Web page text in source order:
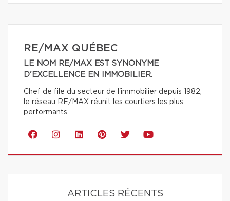
RE/MAX QUÉBEC
LE NOM RE/MAX EST SYNONYME
D'EXCELLENCE EN IMMOBILIER.
Chef de file du secteur de l'immobilier depuis 1982,
le réseau RE/MAX réunit les courtiers les plus
performants.
ARTICLES RÉCENTS